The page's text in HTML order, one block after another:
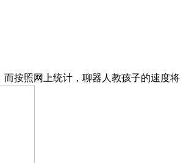
按照网上统计，聊器人教孩子的速度将